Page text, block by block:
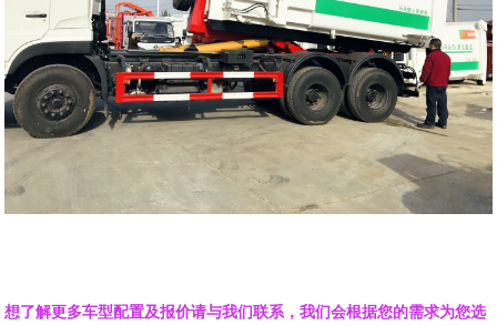
想了解更多车型配置及报价请与我们联系，我们会根据您的需求为您选